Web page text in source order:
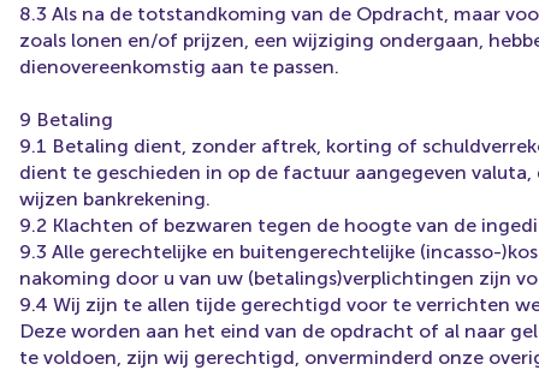
8.3 Als na de totstandkoming van de Opdracht, maar
zoals lonen en/of prijzen, een wijziging ondergaan,
dienovereenkomstig aan te passen.
9 Betaling
9.1 Betaling dient, zonder aftrek, korting of
dient te geschieden in op de factuur aangegeven
wijzen bankrekening.
9.2 Klachten of bezwaren tegen de hoogte van de
9.3 Alle gerechtelijke en buitengerechtelijke (incasso-
nakoming door u van uw (betalings)verplichtingen zijn
9.4 Wij zijn te allen tijde gerechtigd voor te verrichten
Deze worden aan het eind van de opdracht of al naar
te voldoen, zijn wij gerechtigd, onverminderd onze